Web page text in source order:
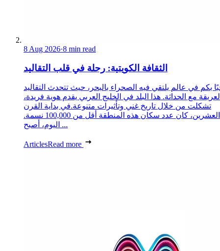
8 Aug 2026·8 min read
الثقافة الكويتية: رحلة في قلب التقاليد
بكم في عالم يلتقي فيه الصحراء بالبحر، حيث تتحدث التقاليد
مع الحداثة. هذا البلد في الخليج العربي يقدم هوية فريدة،
تشكلت من خلال تاريخ غني وتأثيرات متنوعة.في بداية القرن
العشرين، كان عدد سكان هذه المنطقة أقل من 100,000 نسمة.
اليوم، أصبح ...
ArticlesRead more